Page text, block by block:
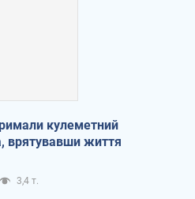
кулеметний
врятувавши життя
3,4 т.